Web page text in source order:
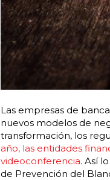
Las empresas de
nuevos modelos de
transformación, los
año, las entidades
videoconferencia. Así
de Prevención del